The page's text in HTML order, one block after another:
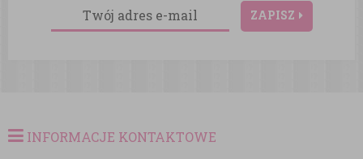
ZAPISZ
INFORMACJE KONTAKTOWE